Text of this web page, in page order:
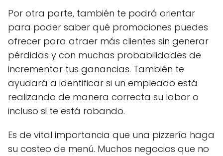
Por otra parte, también te podrá orientar
para poder saber qué promociones puedes
ofrecer para atraer más clientes sin generar
pérdidas y con muchas probabilidades de
incrementar tus ganancias. También te
ayudará a identificar si un empleado está
realizando de manera correcta su labor o
incluso si te está robando.
Es de vital importancia que una pizzería haga
su costeo de menú. Muchos negocios que no